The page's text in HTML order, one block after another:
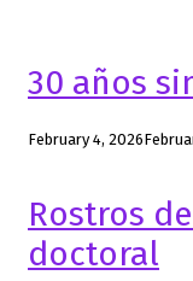
30 años
February 4, 2026
Rostros
doctoral